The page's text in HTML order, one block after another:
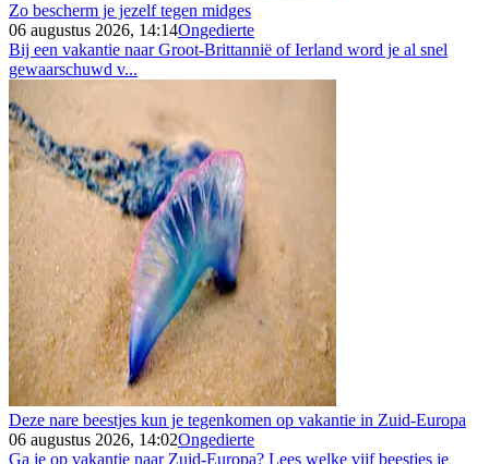
Zo bescherm je jezelf tegen midges
06 augustus 2026, 14:14Ongedierte
Bij een vakantie naar Groot-Brittannië of Ierland word je al snel
gewaarschuwd v...
Deze nare beestjes kun je tegenkomen op vakantie in Zuid-Europa
06 augustus 2026, 14:02Ongedierte
Ga je op vakantie naar Zuid-Europa? Lees welke vijf beestjes je